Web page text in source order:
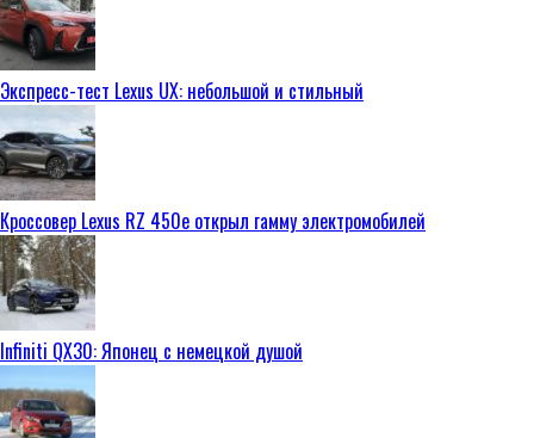
Экспресс-тест Lexus UX: небольшой и стильный
Кроссовер Lexus RZ 450e открыл гамму электромобилей
Infiniti QX30: Японец с немецкой душой